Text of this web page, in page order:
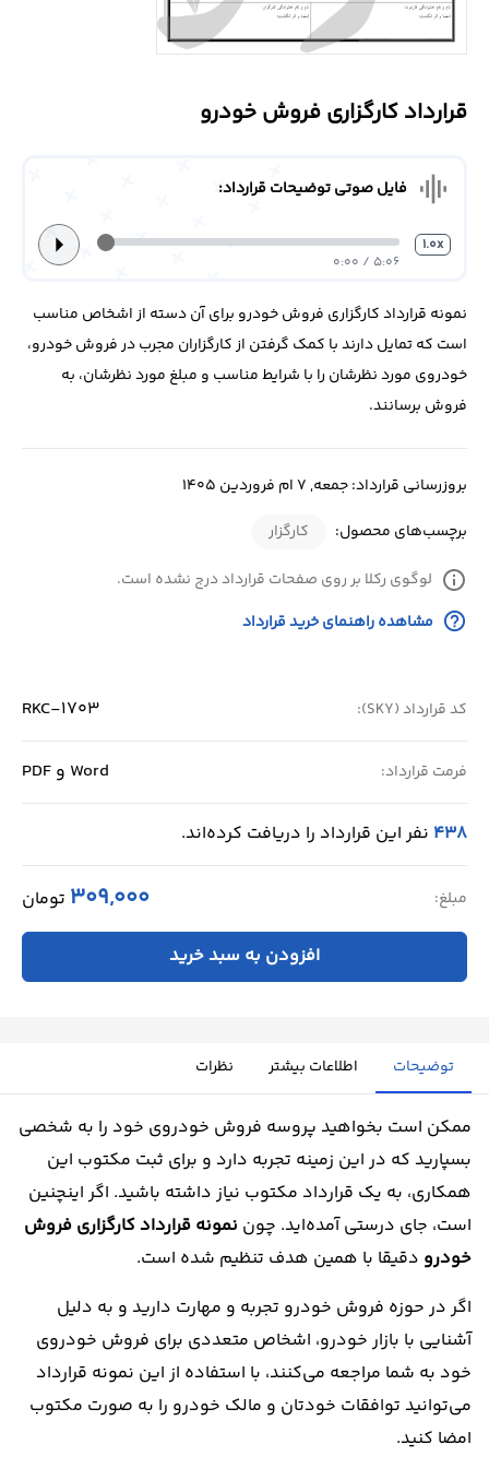
درباره
تماس
قرارداد کارگزاری فروش خودرو
graphic_eq فایل صوتی توضیحات قرارداد:
1.0x
5:06 / 0:00
arrow_right
نمونه قرارداد کارگزاری فروش خودرو برای آن دسته از اشخاص مناسب
است که تمایل دارند با کمک گرفتن از کارگزاران مجرب در فروش خودرو،
خودروی مورد نظرشان را با شرایط مناسب و مبلغ مورد نظرشان، به
فروش برسانند.
بروزرسانی قرارداد: جمعه, 7 ام فروردین 1405
برچسب‌های محصول:
کارگزار
info لوگوی رکلا بر روی صفحات قرارداد درج نشده است.
help_outline مشاهده راهنمای خرید قرارداد
کد قرارداد (SKY): RKC-1703
فرمت قرارداد: Word و PDF
438 نفر این قرارداد را دریافت کرده‌اند.
مبلغ: 309,000 تومان
افزودن به سبد خرید
توضیحات اطلاعات بیشتر نظرات
ممکن است بخواهید پروسه فروش خودروی خود را به شخصی
بسپارید که در این زمینه تجربه دارد و برای ثبت مکتوب این
همکاری، به یک قرارداد مکتوب نیاز داشته باشید. اگر اینچنین
است، جای درستی آمده‌اید. چون نمونه قرارداد کارگزاری فروش
خودرو دقیقا با همین هدف تنظیم شده ‌است.
اگر در حوزه فروش خودرو تجربه و مهارت دارید و به دلیل
آشنایی با بازار خودرو، اشخاص متعددی برای فروش خودروی
خود به شما مراجعه می‌کنند، با استفاده از این نمونه قرارداد
می‌توانید توافقات خودتان و مالک خودرو را به ‌صورت مکتوب
امضا کنید.